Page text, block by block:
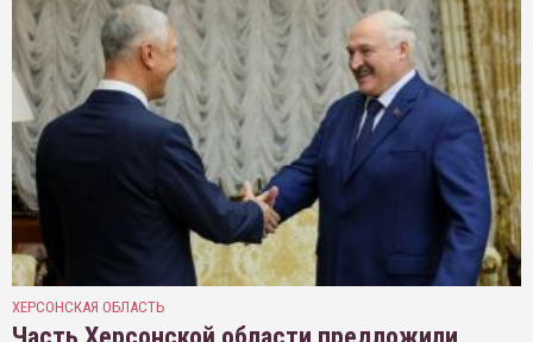
ХЕРСОНСКАЯ ОБЛАСТЬ